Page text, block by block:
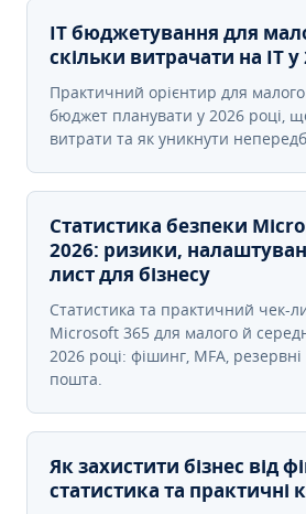
IT бюджетування для
скільки витрачати на IT у
Практичний орієнтир для малого
бюджет планувати у 2026 році,
витрати та як уникнути
Статистика безпеки
2026: ризики,
лист для бізнесу
Статистика та практичний чек-
Microsoft 365 для малого й
2026 році: фішинг, MFA, резервні
пошта.
Як захистити бізнес від
статистика та практичні